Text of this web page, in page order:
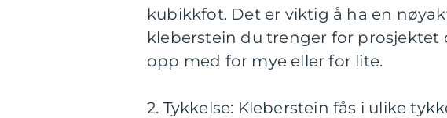
kubikkfot. Det er viktig å ha en
kleberstein du trenger for prosjektet
opp med for mye eller for lite.
2. Tykkelse: Kleberstein fås i ulike